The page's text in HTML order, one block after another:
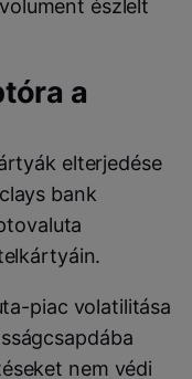
észlelt
a
elterjedése
bank
piac volatilitása
nem védi